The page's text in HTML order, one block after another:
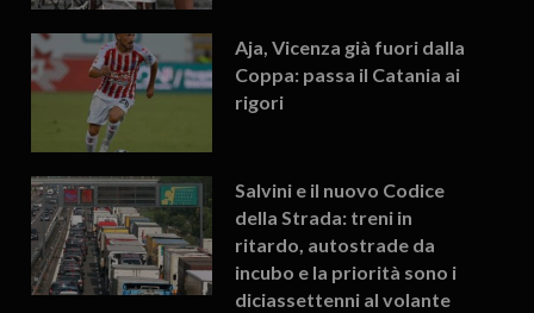
Aja, Vicenza già fuori dalla
Coppa: passa il Catania ai
rigori
Salvini e il nuovo Codice
della Strada: treni in
ritardo, autostrade da
incubo e la priorità sono i
diciassettenni al volante